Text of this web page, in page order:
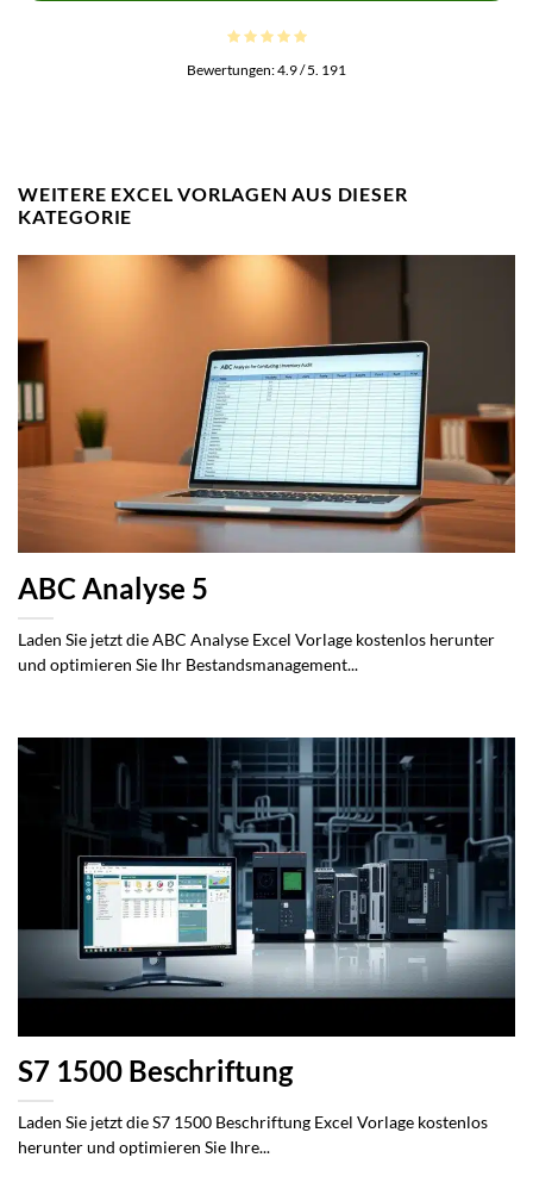
Bewertungen:4.9/ 5. 191
WEITERE EXCEL VORLAGEN AUS DIESER
KATEGORIE
ABC Analyse 5
Laden Sie jetzt die ABC Analyse Excel Vorlage kostenlos herunter
und optimieren Sie Ihr Bestandsmanagement...
S7 1500 Beschriftung
Laden Sie jetzt die S7 1500 Beschriftung Excel Vorlage kostenlos
herunter und optimieren Sie Ihre...